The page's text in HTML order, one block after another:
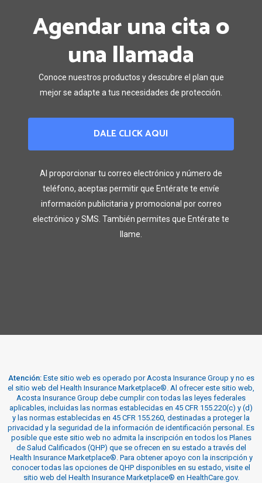
Agendar una cita o
una llamada
Conoce nuestros productos y descubre el plan que
mejor se adapte a tus necesidades de protección.
DALE CLICK AQUI
Al proporcionar tu correo electrónico y número de
teléfono, aceptas permitir que Entérate te envíe
información publicitaria y promocional por correo
electrónico y SMS. También permites que Entérate te
llame.
Atención:Este sitio web es operado por Acosta Insurance Group y no es
el sitio web del Health Insurance Marketplace®. Al ofrecer este sitio web,
Acosta Insurance Group debe cumplir con todas las leyes federales
aplicables, incluidas las normas establecidas en 45 CFR 155.220(c) y (d)
y las normas establecidas en 45 CFR 155.260, destinadas a proteger la
privacidad y la seguridad de la información de identificación personal. Es
posible que este sitio web no admita la inscripción en todos los Planes
de Salud Calificados (QHP) que se ofrecen en su estado a través del
Health Insurance Marketplace®. Para obtener apoyo con la inscripción y
conocer todas las opciones de QHP disponibles en su estado, visite el
sitio web del Health Insurance Marketplace® en HealthCare.gov.